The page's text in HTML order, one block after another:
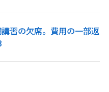
習の欠席。費用の一部返